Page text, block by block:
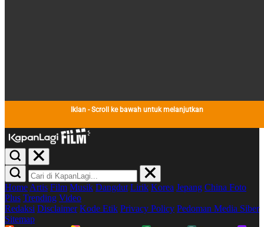
Iklan - Scroll ke bawah untuk melanjutkan
Home Artis Film Musik Dangdut Lirik Korea Jepang China Foto
Plus Trending Video
Redaksi Disclaimer Kode Etik Privacy Policy Pedoman Media Siber
Sitemap